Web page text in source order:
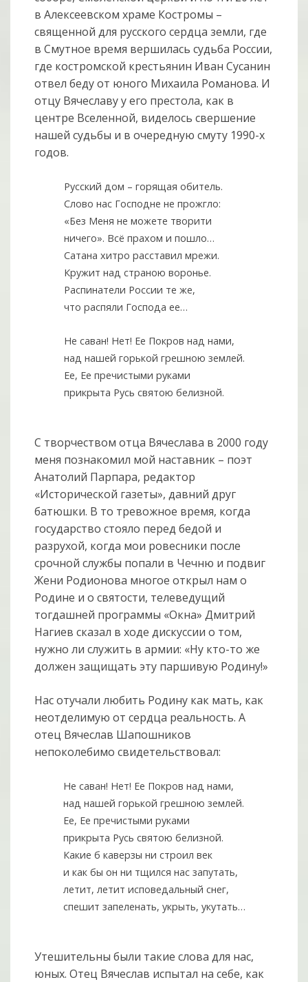
в Алексеевском храме Костромы –
священной для русского сердца земли, где
в Смутное время вершилась судьба России,
где костромской крестьянин Иван Сусанин
отвел беду от юного Михаила Романова. И
отцу Вячеславу у его престола, как в
центре Вселенной, виделось свершение
нашей судьбы и в очередную смуту 1990-х
годов.
Русский дом – горящая обитель.
Слово нас Господне не прожгло:
«Без Меня не можете творити
ничего». Всё прахом и пошло…
Сатана хитро расставил мрежи.
Кружит над страною воронье.
Распинатели России те же,
что распяли Господа ее…
Не саван! Нет! Ее Покров над нами,
над нашей горькой грешною землей.
Ее, Ее пречистыми руками
прикрыта Русь святою белизной.
С творчеством отца Вячеслава в 2000 году
меня познакомил мой наставник – поэт
Анатолий Парпара, редактор
«Исторической газеты», давний друг
батюшки. В то тревожное время, когда
государство стояло перед бедой и
разрухой, когда мои ровесники после
срочной службы попали в Чечню и подвиг
Жени Родионова многое открыл нам о
Родине и о святости, телеведущий
тогдашней программы «Окна» Дмитрий
Нагиев сказал в ходе дискуссии о том,
нужно ли служить в армии: «Ну кто-то же
должен защищать эту паршивую Родину!»
Нас отучали любить Родину как мать, как
неотделимую от сердца реальность. А
отец Вячеслав Шапошников
непоколебимо свидетельствовал:
Не саван! Нет! Ее Покров над нами,
над нашей горькой грешною землей.
Ее, Ее пречистыми руками
прикрыта Русь святою белизной.
Какие б каверзы ни строил век
и как бы он ни тщился нас запутать,
летит, летит исповедальный снег,
спешит запеленать, укрыть, укутать…
Утешительны были такие слова для нас,
юных. Отец Вячеслав испытал на себе, как